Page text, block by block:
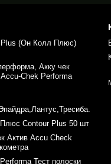
Plus (Он Колл Плюс)
Акку чек
Chek Performa
Плюс Contour Plus 50 шт
Актив Accu Check
Тест полоски